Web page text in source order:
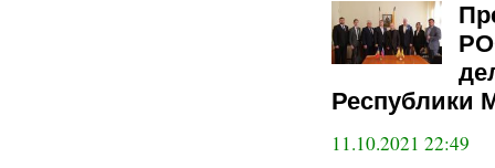
Республики
11.10.2021 22:49